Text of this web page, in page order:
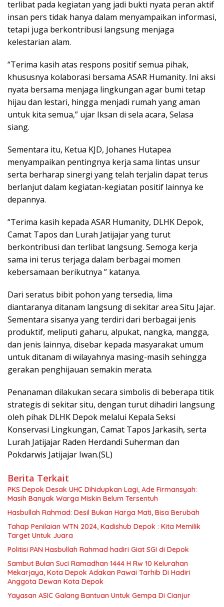
terlibat pada kegiatan yang jadi bukti nyata peran aktif
insan pers tidak hanya dalam menyampaikan informasi,
tetapi juga berkontribusi langsung menjaga
kelestarian alam.
“Terima kasih atas respons positif semua pihak,
khususnya kolaborasi bersama ASAR Humanity. Ini aksi
nyata bersama menjaga lingkungan agar bumi tetap
hijau dan lestari, hingga menjadi rumah yang aman
untuk kita semua,” ujar Iksan di sela acara, Selasa
siang.
Sementara itu, Ketua KJD, Johanes Hutapea
menyampaikan pentingnya kerja sama lintas unsur
serta berharap sinergi yang telah terjalin dapat terus
berlanjut dalam kegiatan-kegiatan positif lainnya ke
depannya.
“Terima kasih kepada ASAR Humanity, DLHK Depok,
Camat Tapos dan Lurah Jatijajar yang turut
berkontribusi dan terlibat langsung. Semoga kerja
sama ini terus terjaga dalam berbagai momen
kebersamaan berikutnya ” katanya.
Dari seratus bibit pohon yang tersedia, lima
diantaranya ditanam langsung di sekitar area Situ Jajar.
Sementara sisanya yang terdiri dari berbagai jenis
produktif, meliputi gaharu, alpukat, nangka, mangga,
dan jenis lainnya, disebar kepada masyarakat umum
untuk ditanam di wilayahnya masing-masih sehingga
gerakan penghijauan semakin merata.
Penanaman dilakukan secara simbolis di beberapa titik
strategis di sekitar situ, dengan turut dihadiri langsung
oleh pihak DLHK Depok melalui Kepala Seksi
Konservasi Lingkungan, Camat Tapos Jarkasih, serta
Lurah Jatijajar Raden Herdandi Suherman dan
Pokdarwis Jatijajar Iwan.(SL)
Berita Terkait
PKS Depok Desak UHC Dihidupkan Lagi, Ade Firmansyah:
Masih Banyak Warga Miskin Belum Tersentuh
Hasbullah Rahmad: Desil Bukan Harga Mati, Bisa Berubah
Tahap Penilaian WTN 2024, Kadishub Depok : Kita Memilik
Target Untuk Juara
Politisi PAN Hasbullah Rahmad hadiri Giat SGI di Depok
Sambut Bulan Suci Ramadhan 1444 H Rw 10 Kelurahan
Mekarjaya, Kota Depok Adakan Pawai Tarhib Di Hadiri
Anggota Dewan Kota Depok
Yayasan ASIC Galang Bantuan Untuk Gempa Di Cianjur